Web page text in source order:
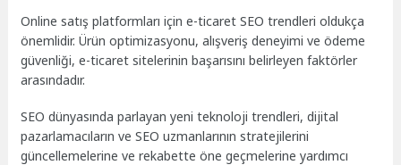
Online satış platformları için e-ticaret SEO trendleri oldukça
önemlidir. Ürün optimizasyonu, alışveriş deneyimi ve ödeme
güvenliği, e-ticaret sitelerinin başarısını belirleyen faktörler
arasındadır.
SEO dünyasında parlayan yeni teknoloji trendleri, dijital
pazarlamacıların ve SEO uzmanlarının stratejilerini
güncellemelerine ve rekabette öne geçmelerine yardımcı